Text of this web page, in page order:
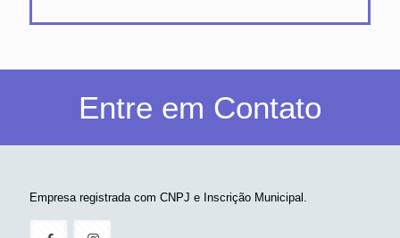
Entre em Contato
Empresa registrada com CNPJ e Inscrição Municipal.